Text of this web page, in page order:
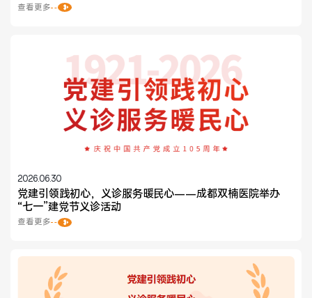
查看更多
2026.06.30
党建引领践初心，义诊服务暖民心——成都双楠医院举办
“七一”建党节义诊活动
查看更多